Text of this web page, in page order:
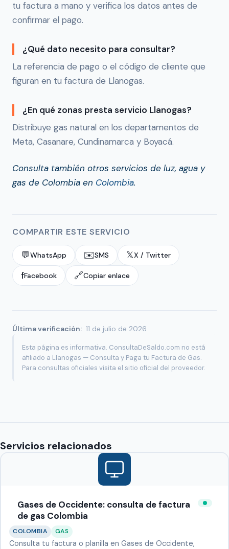
tu factura a mano y verifica los datos antes de
confirmar el pago.
¿Qué dato necesito para consultar?
La referencia de pago o el código de cliente que
figuran en tu factura de Llanogas.
¿En qué zonas presta servicio Llanogas?
Distribuye gas natural en los departamentos de
Meta, Casanare, Cundinamarca y Boyacá.
Consulta también otros servicios de luz, agua y
gas de Colombia en Colombia.
COMPARTIR ESTE SERVICIO
💬WhatsApp ✉️SMS 𝕏X / Twitter
fFacebook 🔗Copiar enlace
Última verificación: 11 de julio de 2026
Esta página es informativa. ConsultaDeSaldo.com no está
afiliado a Llanogas — Consulta y Paga tu Factura de Gas.
Para consultas oficiales visita el sitio oficial del proveedor.
Servicios relacionados
Gases de Occidente: consulta de factura
de gas Colombia
COLOMBIA GAS
Consulta tu factura o planilla en Gases de Occidente,